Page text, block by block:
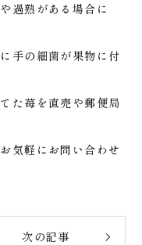
過熟がある場合に
手の細菌が果物に付
た苺を直売や郵便局
気軽にお問い合わせ
次の記事